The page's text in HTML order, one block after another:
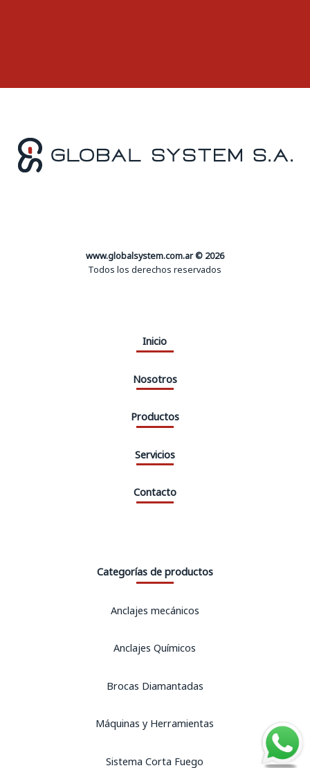
www.globalsystem.com.ar © 2026
Todos los derechos reservados
Inicio
Nosotros
Productos
Servicios
Contacto
Categorías de productos
Anclajes mecánicos
Anclajes Químicos
Brocas Diamantadas
Máquinas y Herramientas
Sistema Corta Fuego